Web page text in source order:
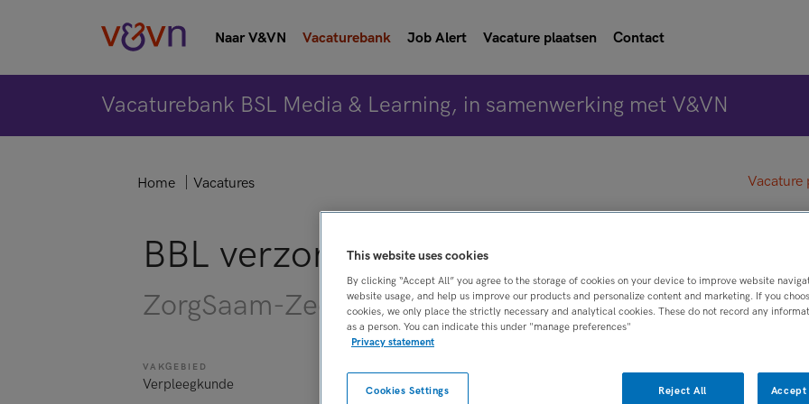
Naar V&VN Vacaturebank Job Alert Vacature plaatsen Contact
Vacaturebank BSL Media & Learning, in samenwerking met V&VN
Vacature
Home Vacatures
BBL verzorgende IG start april 2025
ZorgSaam-Zeeuws Vlaanderen, Zeeuws Vlaanderen
VAKGEBIED
Verpleegkunde Verzorgende IG Traineeship/leer-
This website uses cookies
By clicking “Accept All” you agree to the storage of cookies on your device to improve website
website usage, and help us improve our products and personalize content and marketing. If you
cookies, we only place the strictly necessary and analytical cookies. These do not record any
as a person. You can indicate this under "manage preferences"
Privacy statement
Reject All Accept
Cookies Settings